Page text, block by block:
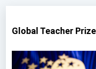
Global Teacher